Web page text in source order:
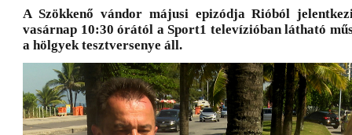
A Szökkenő vándor májusi epizódja Rióból
vasárnap 10:30 órától a Sport1 televízióban látható
a hölgyek tesztversenye áll.